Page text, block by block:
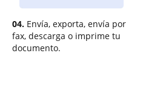
04. Envía, exporta, envía por
fax, descarga o imprime tu
documento.